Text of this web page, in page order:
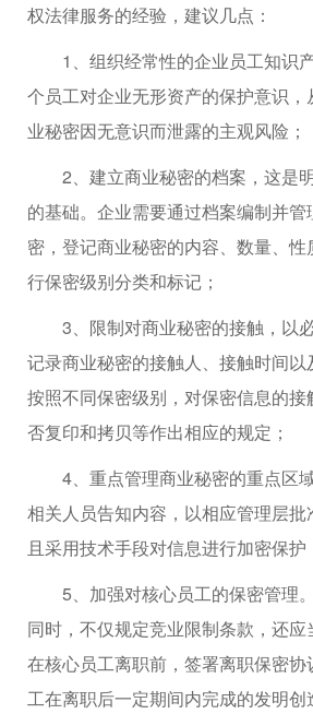
权法律服务的经验，建议几点：
1、组织经常性的企业员工知识
个员工对企业无形资产的保护意识
业秘密因无意识而泄露的主观风险；
2、建立商业秘密的档案，这是
的基础。企业需要通过档案编制并
密，登记商业秘密的内容、数量、
行保密级别分类和标记；
3、限制对商业秘密的接触，以
记录商业秘密的接触人、接触时间以
按照不同保密级别，对保密信息的
否复印和拷贝等作出相应的规定；
4、重点管理商业秘密的重点区
相关人员告知内容，以相应管理层
且采用技术手段对信息进行加密保护
5、加强对核心员工的保密管理
同时，不仅规定竞业限制条款，还应
在核心员工离职前，签署离职保密协
工在离职后一定期间内完成的发明